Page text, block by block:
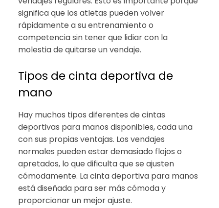
significa que los atletas pueden volver
rápidamente a su entrenamiento o
competencia sin tener que lidiar con la
molestia de quitarse un vendaje.
Tipos de cinta deportiva de
mano
Hay muchos tipos diferentes de cintas
deportivas para manos disponibles, cada una
con sus propias ventajas. Los vendajes
normales pueden estar demasiado flojos o
apretados, lo que dificulta que se ajusten
cómodamente. La cinta deportiva para manos
está diseñada para ser más cómoda y
proporcionar un mejor ajuste.